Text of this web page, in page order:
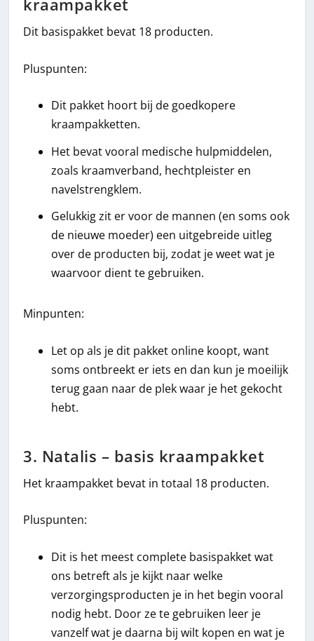
kraampakket
Dit basispakket bevat 18 producten.
Pluspunten:
Dit pakket hoort bij de goedkopere
kraampakketten.
Het bevat vooral medische hulpmiddelen,
zoals kraamverband, hechtpleister en
navelstrengklem.
Gelukkig zit er voor de mannen (en soms ook
de nieuwe moeder) een uitgebreide uitleg
over de producten bij, zodat je weet wat je
waarvoor dient te gebruiken.
Minpunten:
Let op als je dit pakket online koopt, want
soms ontbreekt er iets en dan kun je moeilijk
terug gaan naar de plek waar je het gekocht
hebt.
3. Natalis – basis kraampakket
Het kraampakket bevat in totaal 18 producten.
Pluspunten:
Dit is het meest complete basispakket wat
ons betreft als je kijkt naar welke
verzorgingsproducten je in het begin vooral
nodig hebt. Door ze te gebruiken leer je
vanzelf wat je daarna bij wilt kopen en wat je